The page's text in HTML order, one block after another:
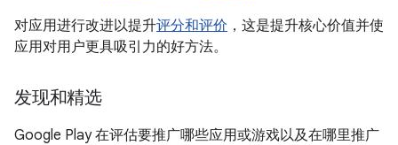
对应用进行改进以提升评分和评价 ，这是提升核心价值并使
应用对用户更具吸引力的好方法。
发现和精选
Google Play 在评估要推广哪些应用或游戏以及在哪里推广